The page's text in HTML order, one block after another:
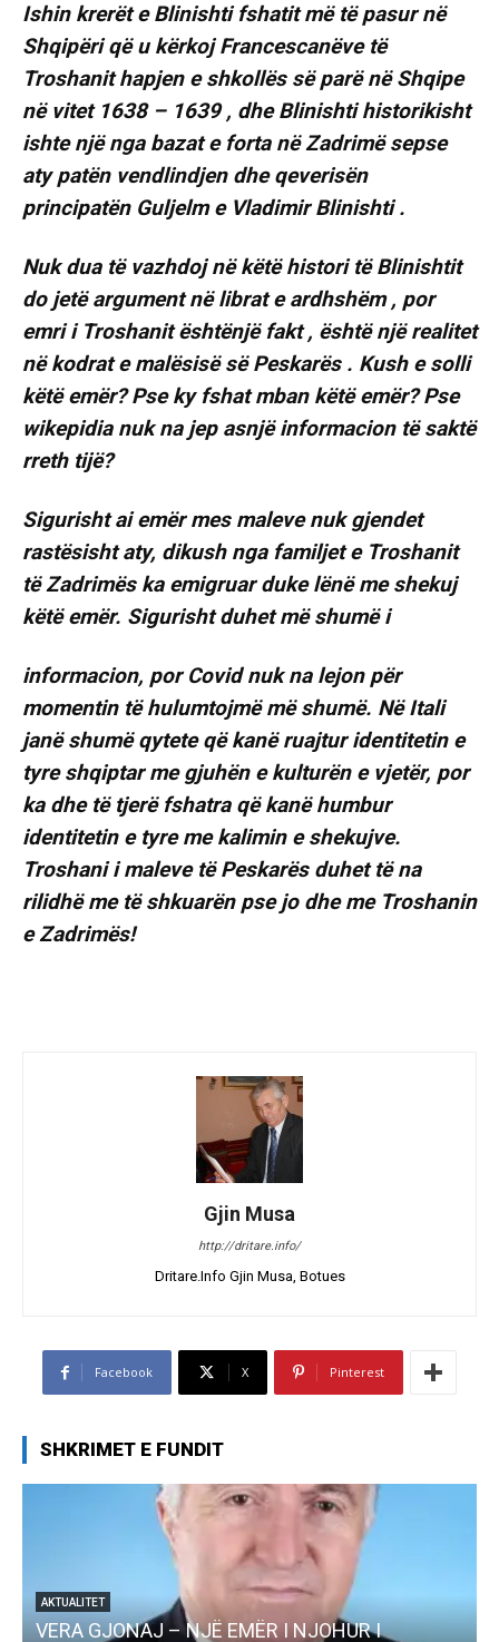
Ishin krerët e Blinishti fshatit më të pasur në
Shqipëri që u kërkoj Francescanëve të
Troshanit hapjen e shkollës së parë në Shqipe
në vitet 1638 – 1639 , dhe Blinishti historikisht
ishte një nga bazat e forta në Zadrimë sepse
aty patën vendlindjen dhe qeverisën
principatën Guljelm e Vladimir Blinishti .
Nuk dua të vazhdoj në këtë histori të Blinishtit
do jetë argument në librat e ardhshëm , por
emri i Troshanit ështënjë fakt , është një realitet
në kodrat e malësisë së Peskarës . Kush e solli
këtë emër? Pse ky fshat mban këtë emër? Pse
wikepidia nuk na jep asnjë informacion të saktë
rreth tijë?
Sigurisht ai emër mes maleve nuk gjendet
rastësisht aty, dikush nga familjet e Troshanit
të Zadrimës ka emigruar duke lënë me shekuj
këtë emër. Sigurisht duhet më shumë i
informacion, por Covid nuk na lejon për
momentin të hulumtojmë më shumë. Në Itali
janë shumë qytete që kanë ruajtur identitetin e
tyre shqiptar me gjuhën e kulturën e vjetër, por
ka dhe të tjerë fshatra që kanë humbur
identitetin e tyre me kalimin e shekujve.
Troshani i maleve të Peskarës duhet të na
rilidhë me të shkuarën pse jo dhe me Troshanin
e Zadrimës!
Gjin Musa
http://dritare.info/
Dritare.Info Gjin Musa, Botues
Facebook X Pinterest
SHKRIMET E FUNDIT
AKTUALITET